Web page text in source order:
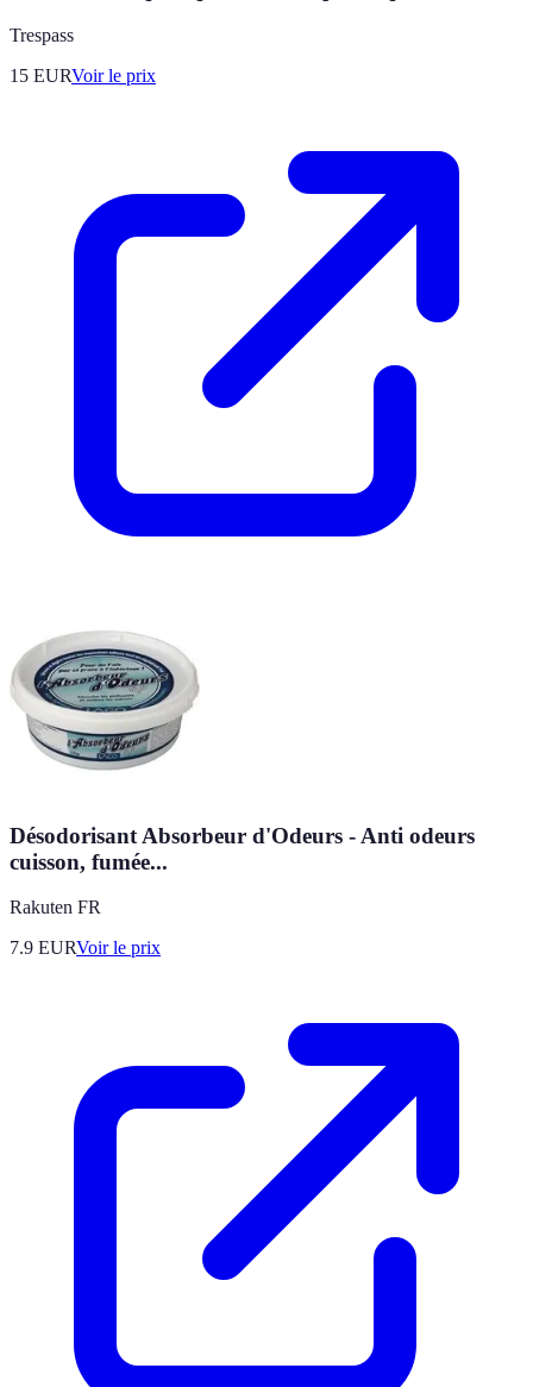
Trespass
15 EURVoir le prix
Désodorisant Absorbeur d'Odeurs - Anti odeurs
cuisson, fumée...
Rakuten FR
7.9 EURVoir le prix